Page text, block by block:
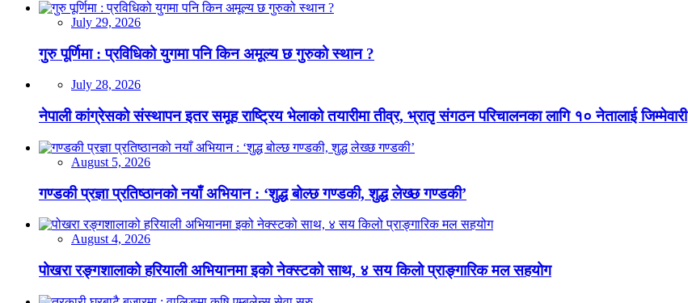
July 29, 2026
गुरु पूर्णिमा : प्रविधिको युगमा पनि किन अमूल्य छ गुरुको स्थान ?
July 28, 2026
नेपाली कांग्रेसको संस्थापन इतर समूह राष्ट्रिय भेलाको तयारीमा तीव्र, भ्रातृ संगठन परिचालनका लागि १० नेतालाई जिम्मेवारी
August 5, 2026
गण्डकी प्रज्ञा प्रतिष्ठानको नयाँ अभियान : ‘शुद्ध बोल्छ गण्डकी, शुद्ध लेख्छ गण्डकी’
August 4, 2026
पोखरा रङ्गशालाको हरियाली अभियानमा इको नेक्स्टको साथ, ४ सय किलो प्राङ्गारिक मल सहयोग